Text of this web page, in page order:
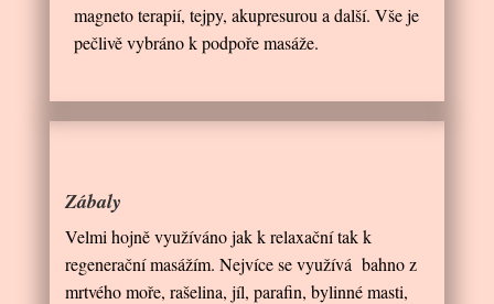
magneto terapií, tejpy, akupresurou a další. Vše je
pečlivě vybráno k podpoře masáže.
Zábaly
Velmi hojně využíváno jak k relaxační tak k
regenerační masážím. Nejvíce se využívá bahno z
mrtvého moře, rašelina, jíl, parafin, bylinné masti,